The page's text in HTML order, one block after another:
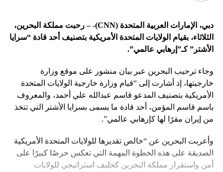
دبي، الإمارات العربية المتحدة (CNN)- – رحبت مملكة البحرين،
الثلاثاء، بقيام الولايات المتحدة الأمريكية بتصنيف أحد قادة “سرايا
الأشتر” كـ”إرهابي عالمي”.
وجاء ترحيب البحرين عبر بيان منشور على موقع وزارة
خارجيتها، إذ أشارت إلى “قيام وزارة خارجية الولايات المتحدة
الأمريكية بتصنيف المدعو قاسم عبدالله علي أحمد، والمعروف
باسم قاسم المؤمن، أحد قادة ما يسمى بسرايا الأشتر التي تتخذ
من إيران مقرًا لها كإرهابي عالمي”.
وأعربت البحرين عن “خالص تقديرها للولايات المتحدة الأمريكية
الصديقة على هذه الخطوة المهمة التي تعكس حرصًا كبيرًا على
أمن واستقرار مملكة البحرين كحليف استراتيجي للولايات